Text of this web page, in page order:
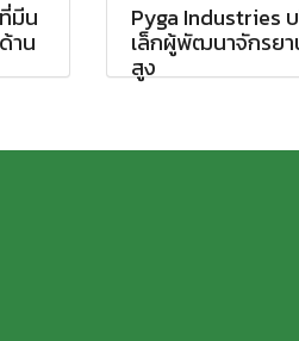
มีน
าน
Pyga Industries
เล็กผู้พัฒนาจักรยา
สูง